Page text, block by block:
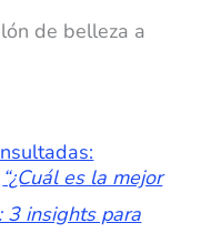
de belleza a
“¿Cuál es la mejor
3 insights para